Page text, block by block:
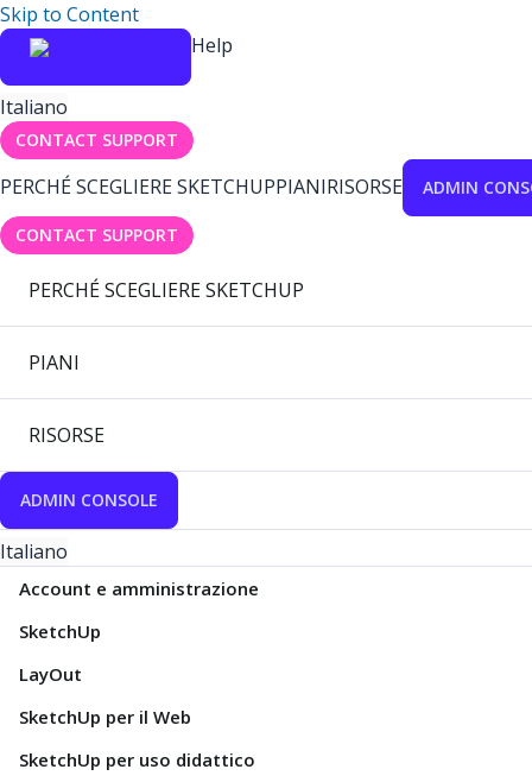
Skip to Content
Help
Italiano
CONTACT SUPPORT
PERCHÉ SCEGLIERE SKETCHUPPIANIRISORSE ADMIN
CONTACT SUPPORT
PERCHÉ SCEGLIERE SKETCHUP
PIANI
RISORSE
ADMIN CONSOLE
Italiano
Account e amministrazione
SketchUp
LayOut
SketchUp per il Web
SketchUp per uso didattico